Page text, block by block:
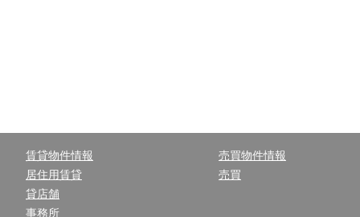
賃貸物件情報
居住用賃貸
貸店舗
事務所
売買物件情報
売買